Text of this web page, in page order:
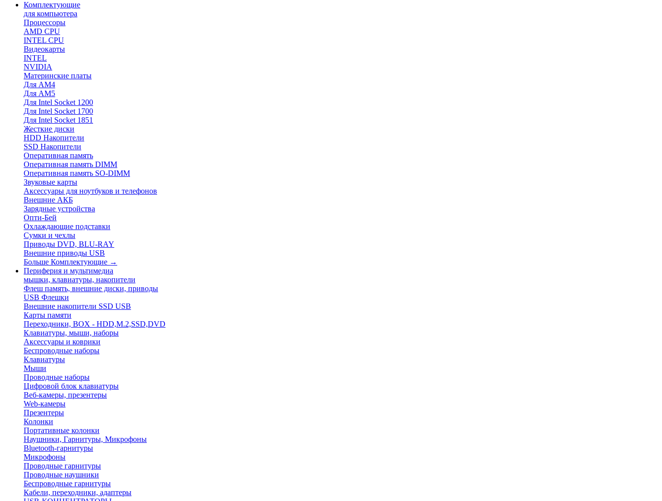
Комплектующие
для компьютера
Процессоры
AMD CPU
INTEL CPU
Видеокарты
INTEL
NVIDIA
Материнские платы
Для AM4
Для AM5
Для Intel Socket 1200
Для Intel Socket 1700
Для Intel Socket 1851
Жесткие диски
HDD Накопители
SSD Накопители
Оперативная память
Оперативная память DIMM
Оперативная память SO-DIMM
Звуковые карты
Аксессуары для ноутбуков и телефонов
Внешние АКБ
Зарядные устройства
Опти-Бей
Охлаждающие подставки
Сумки и чехлы
Приводы DVD, BLU-RAY
Внешние приводы USB
Больше Комплектующие →
Периферия и мультимедиа
мышки, клавиатуры, накопители
Флеш память, внешние диски, приводы
USB Флешки
Внешние накопители SSD USB
Карты памяти
Переходники, BOX - HDD,M.2,SSD,DVD
Клавиатуры, мыши, наборы
Аксессуары и коврики
Беспроводные наборы
Клавиатуры
Мыши
Проводные наборы
Цифровой блок клавиатуры
Веб-камеры, презентеры
Web-камеры
Презентеры
Колонки
Портативные колонки
Наушники, Гарнитуры, Микрофоны
Bluetooth-гарнитуры
Микрофоны
Проводные гарнитуры
Проводные наушники
Беспроводные гарнитуры
Кабели, переходники, адаптеры